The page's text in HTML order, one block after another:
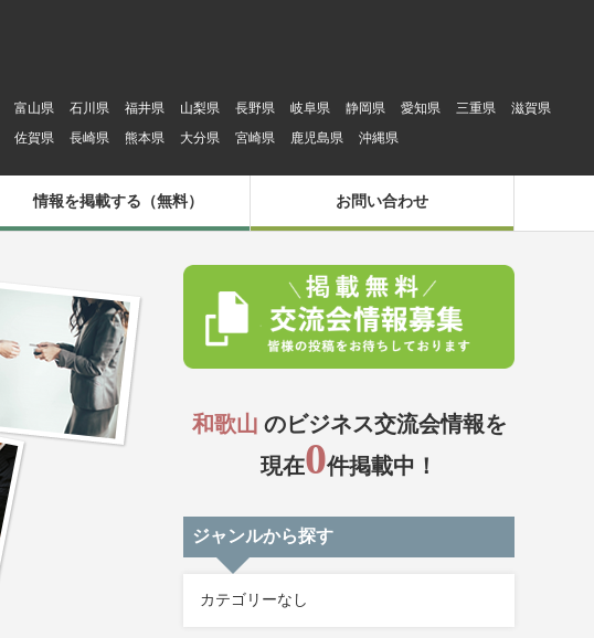
富山県 石川県 福井県 山梨県 長野県 岐阜県 静岡県 愛知県 三重県
滋賀県
佐賀県 長崎県 熊本県 大分県 宮崎県 鹿児島県 沖縄県
情報を掲載する（無料） お問い合わせ
和歌山 のビジネス交流会情報を
現在0件掲載中！
ジャンルから探す
カテゴリーなし